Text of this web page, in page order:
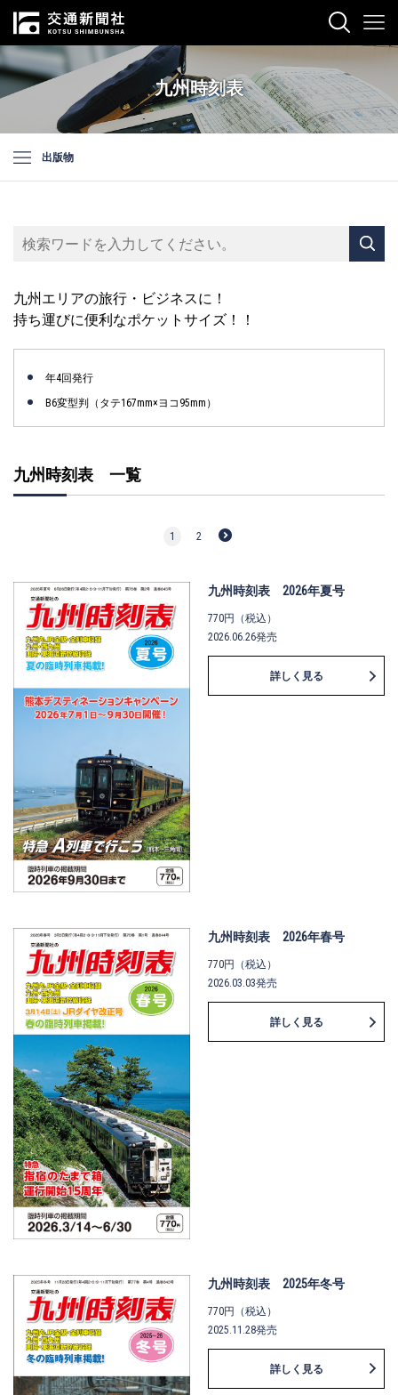
九州時刻表
出版物
九州エリアの旅行・ビジネスに！
持ち運びに便利なポケットサイズ！！
年4回発行
B6変型判（タテ167mm×ヨコ95mm）
九州時刻表 一覧
1 2
九州時刻表 2026年夏号
770円（税込）
2026.06.26発売
詳しく見る
九州時刻表 2026年春号
770円（税込）
2026.03.03発売
詳しく見る
九州時刻表 2025年冬号
770円（税込）
2025.11.28発売
詳しく見る